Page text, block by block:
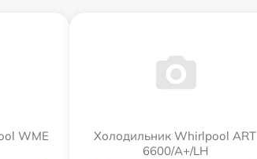
WME
Холодильник Whirlpool ART
6600/A+/LH